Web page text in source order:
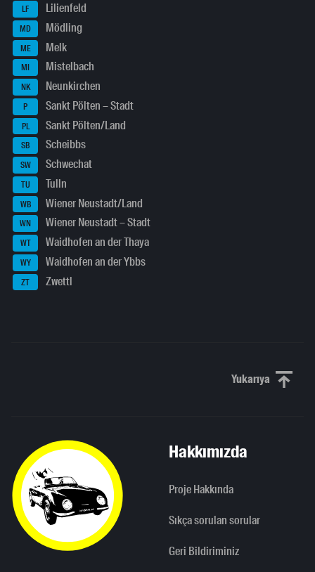
LF Lilienfeld
MD Mödling
ME Melk
MI Mistelbach
NK Neunkirchen
P Sankt Pölten – Stadt
PL Sankt Pölten/Land
SB Scheibbs
SW Schwechat
TU Tulln
WB Wiener Neustadt/Land
WN Wiener Neustadt – Stadt
WT Waidhofen an der Thaya
WY Waidhofen an der Ybbs
ZT Zwettl
YukarıyaYukarı
Hakkımızda
Proje Hakkında
Sıkça sorulan sorular
Geri Bildiriminiz